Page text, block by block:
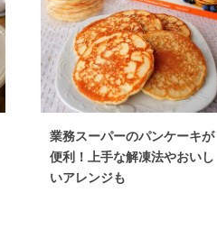
業務スーパーのパンケーキが
便利！上手な解凍法やおいし
いアレンジも